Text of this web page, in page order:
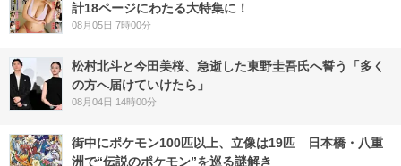
計18ページにわたる大特集に！
08月05日 7時00分
松村北斗と今田美桜、急逝した東野圭吾氏へ誓う「多く
の方へ届けていけたら」
08月04日 14時00分
街中にポケモン100匹以上、立像は19匹 日本橋・八重
洲で“伝説のポケモン”を巡る謎解き